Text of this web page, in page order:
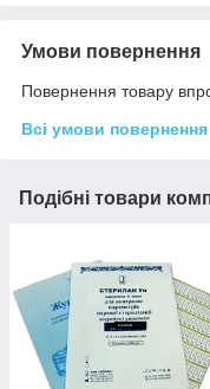
Умови повернення
Повернення товару
Всі умови повернення
Подібні товари